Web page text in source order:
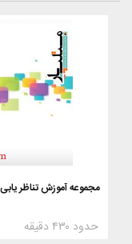
مجموعه آموزش تناظر
حدود ۴۳۰ دقیقه